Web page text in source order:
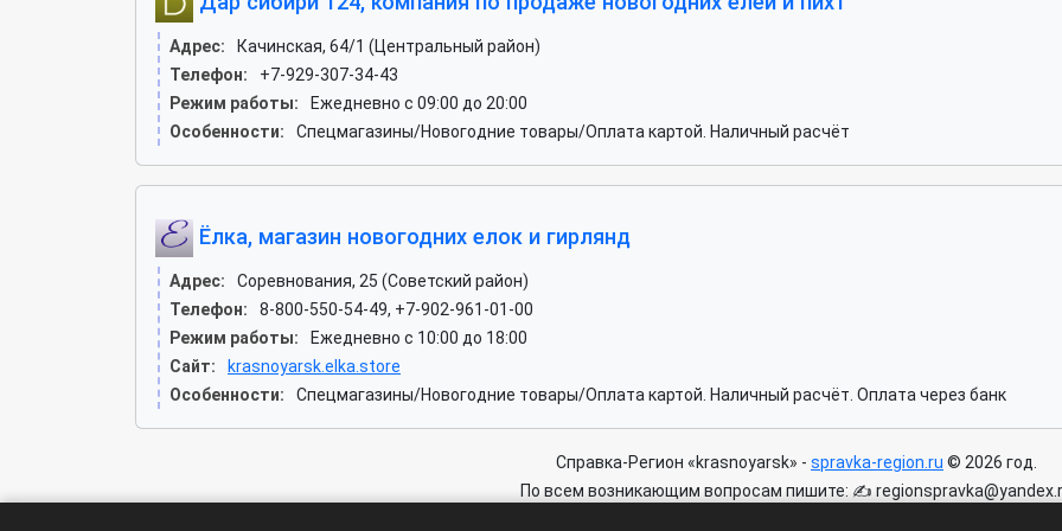
Адрес:
Качинская, 64/1 (Центральный район)
Телефон:
+7-929-307-34-43
Режим работы:
Ежедневно с 09:00 до 20:00
Особенности:
Спецмагазины/Новогодние товары/Оплата картой. Наличный расчёт
Ёлка, магазин новогодних елок и гирлянд
Адрес:
Соревнования, 25 (Советский район)
Телефон:
8-800-550-54-49, +7-902-961-01-00
Режим работы:
Ежедневно с 10:00 до 18:00
Сайт:
krasnoyarsk.elka.store
Особенности:
Спецмагазины/Новогодние товары/Оплата картой. Наличный расчёт. Оплата через банк
Справка-Регион «krasnoyarsk» - spravka-region.ru © 2026 год.
По всем возникающим вопросам пишите: ✍